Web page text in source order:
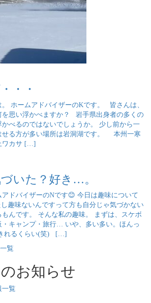
・・
ホームアドバイザーのKです。 皆さんは、
を思い浮かべますか？ 岩手県出身者の多くの
べるのではないでしょうか。 少し前から一
せる方が多い場所は岩洞湖です。 本州一寒
ワカサ […]
いた？好き…。
ドバイザーのNです😊 今日は趣味について
趣味ないんですって方も自分じゃ気づかない
んです。 そんな私の趣味。 まずは、スケボ
・キャンプ・旅行… いや、多い多い。ほんっ
れるくらい(笑) […]
覧
お知らせ
一覧